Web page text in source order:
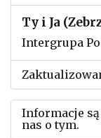
Ty i Ja
Intergrupa
Informacje
nas o tym.